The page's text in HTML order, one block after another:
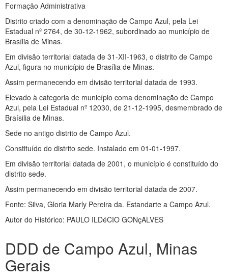
Formação Administrativa
Distrito criado com a denominação de Campo Azul, pela Lei
Estadual nº 2764, de 30-12-1962, subordinado ao município de
Brasília de Minas.
Em divisão territorial datada de 31-XII-1963, o distrito de Campo
Azul, figura no município de Brasília de Minas.
Assim permanecendo em divisão territorial datada de 1993.
Elevado à categoria de município coma denominação de Campo
Azul, pela Lei Estadual nº 12030, de 21-12-1995, desmembrado de
Braísilia de Minas.
Sede no antigo distrito de Campo Azul.
Constituído do distrito sede. Instalado em 01-01-1997.
Em divisão territorial datada de 2001, o município é constituído do
distrito sede.
Assim permanecendo em divisão territorial datada de 2007.
Fonte: Silva, Gloria Marly Pereira da. Estandarte a Campo Azul.
Autor do Histórico: PAULO ILDéCIO GONçALVES
DDD de Campo Azul, Minas
Gerais